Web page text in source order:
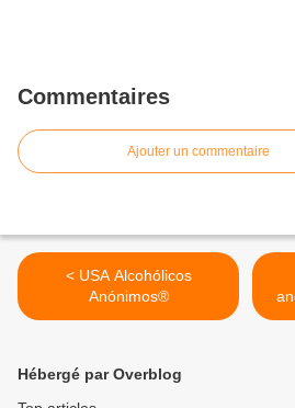
Commentaires
Ajouter un commentaire
< USA Alcohólicos
Anónimos®
Hébergé par Overblog